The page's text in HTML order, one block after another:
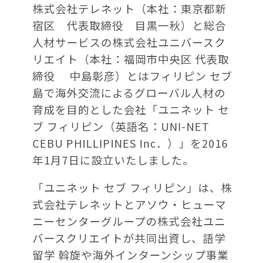
株式会社テレネット（本社：東京都新
宿区 代表取締役 目黒一秋）と総合
人材サービスの株式会社ユニバースク
リエイト（本社：福岡市中央区 代表取
締役 中島彰彦）とはフィリピン セブ
島で海外交流によるグローバル人材の
育成を目的とした会社「ユニネット セ
ブ フィリピン（英語名：UNI-NET
CEBU PHILLIPINES Inc．）」を2016
年1月7日に設立いたしました。
「ユニネット セブ フィリピン」は、株
式会社テレネットとアソウ・ヒューマ
ニーセンターグループの株式会社ユニ
バースクリエイトが共同出資し、語学
留学 斡旋や海外インターンシップ事業